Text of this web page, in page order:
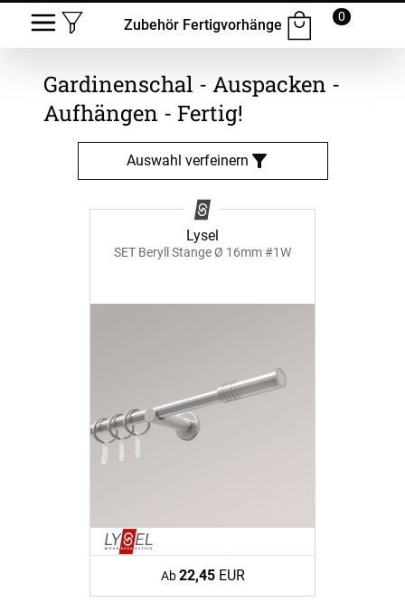
Zubehör Fertigvorhänge
0
Gardinenschal - Auspacken -
Aufhängen - Fertig!
Auswahl verfeinern
Lysel
SET Beryll Stange Ø 16mm #1W
Ab22,45EUR